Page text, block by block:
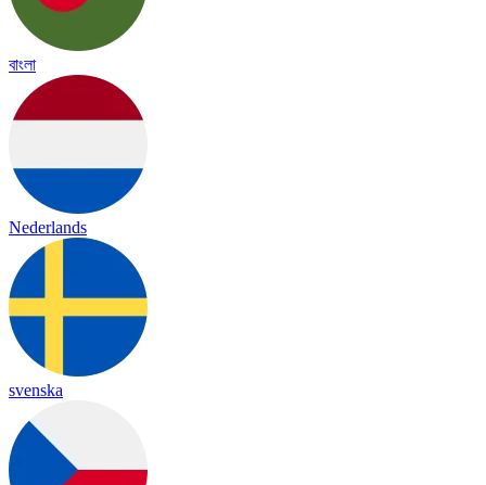
বাংলা
Nederlands
svenska